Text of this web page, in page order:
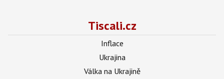
Tiscali.cz
Inflace
Ukrajina
Válka na Ukrajině